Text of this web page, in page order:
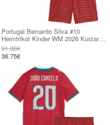
Portugal Bernardo Silva #10
Heimtrikot Kinder WM 2026 Kurzarm
(+ kurze hosen)
91.88€
36.75€